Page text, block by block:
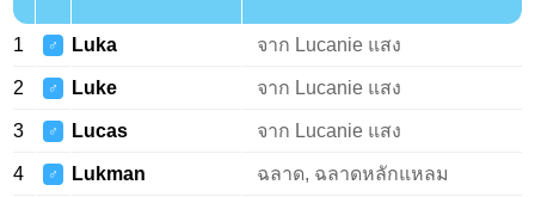
1 ♂ Luka จาก Lucanie แสง
2 ♂ Luke จาก Lucanie แสง
3 ♂ Lucas จาก Lucanie แสง
4 ♂ Lukman ฉลาด, ฉลาดหลักแหลม